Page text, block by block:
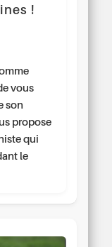
!
vous
son
propose
qui
le